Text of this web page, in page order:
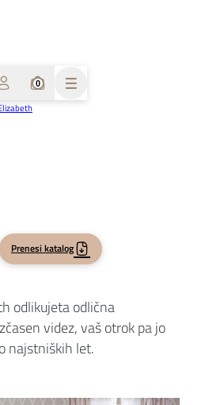
0
Prenesi katalog
odlikujeta odlična
videz, vaš otrok pa jo
najstniških let.